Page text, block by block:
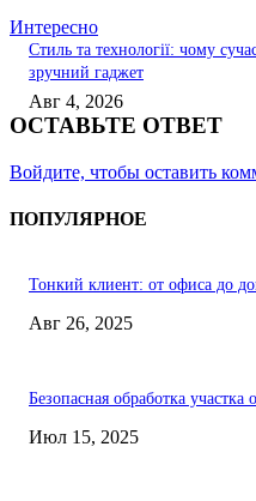
Интересно
Стиль та технології: чому
зручний гаджет
Авг 4, 2026
ОСТАВЬТЕ ОТВЕТ
Войдите, чтобы оставить
ПОПУЛЯРНОЕ
Тонкий клиент: от офиса до
Авг 26, 2025
Безопасная обработка участка
Июл 15, 2025